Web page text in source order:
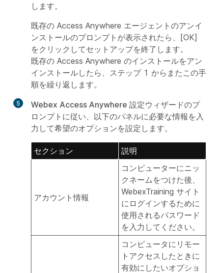
します。
既存の Access Anywhere エージェントのアンイ
ンストールのプロンプトが表示されたら、[OK]
をクリックしてセットアップを終了します。
既存の Access Anywhere のインストールをアン
インストールしたら、ステップ 1 からまたこの手
順を繰り返します。
5 Webex Access Anywhere 設定ウィザードのプ
ロンプトに従い、以下のパネルに必要な情報を入
力して希望のオプションを設定します。
セクション 説明
アカウント情報
コンピューターにニッ
クネームをつけた後、
WebexTraining サイト
にログインするために
使用されるパスワード
を入力してください。
コンピュータにリモー
トアクセスしたときに
有効にしたいオプショ